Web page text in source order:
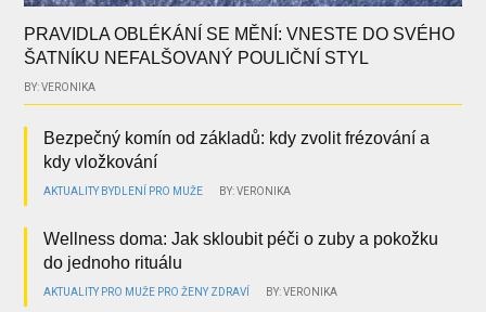
PRAVIDLA OBLÉKÁNÍ SE MĚNÍ: VNESTE DO SVÉHO
ŠATNÍKU NEFALŠOVANÝ POULIČNÍ STYL
BY: VERONIKA
Bezpečný komín od základů: kdy zvolit frézování a
kdy vložkování
AKTUALITY BYDLENÍ PRO MUŽE BY: VERONIKA
Wellness doma: Jak skloubit péči o zuby a pokožku
do jednoho rituálu
AKTUALITY PRO MUŽE PRO ŽENY ZDRAVÍ BY: VERONIKA